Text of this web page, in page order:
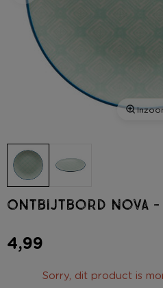
Ontbijtbord nova -
4,99
Sorry, dit product is